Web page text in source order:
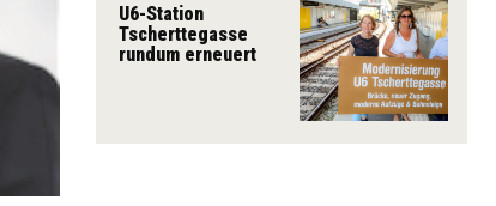
U6-Station
Tscherttegasse
rundum erneuert